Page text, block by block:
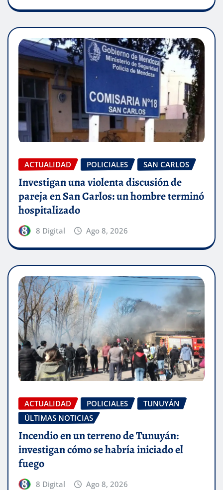
ACTUALIDAD POLICIALES SAN CARLOS
Investigan una violenta discusión de
pareja en San Carlos: un hombre terminó
hospitalizado
8 Digital Ago 8, 2026
ACTUALIDAD POLICIALES
TUNUYÁN
ÚLTIMAS NOTICIAS
Incendio en un terreno de Tunuyán:
investigan cómo se habría iniciado el
fuego
8 Digital Ago 8, 2026